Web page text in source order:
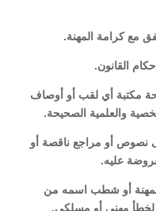
مكتبة أي لقب أو أوصاف
والعلمية الصحيحة.
نصوص أو مراجع ناقصة أو
عليه.
أو شطب اسمه من
لخطأ مهني أو مسلكي.